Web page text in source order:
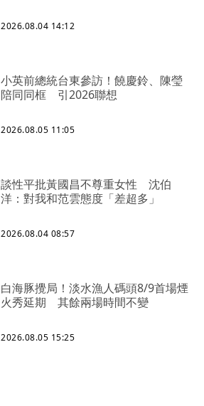
2026.08.04 14:12
小英前總統台東參訪！饒慶鈴、陳瑩
陪同同框 引2026聯想
2026.08.05 11:05
談性平批黃國昌不尊重女性 沈伯
洋：對我和范雲態度「差超多」
2026.08.04 08:57
白海豚攪局！淡水漁人碼頭8/9首場煙
火秀延期 其餘兩場時間不變
2026.08.05 15:25